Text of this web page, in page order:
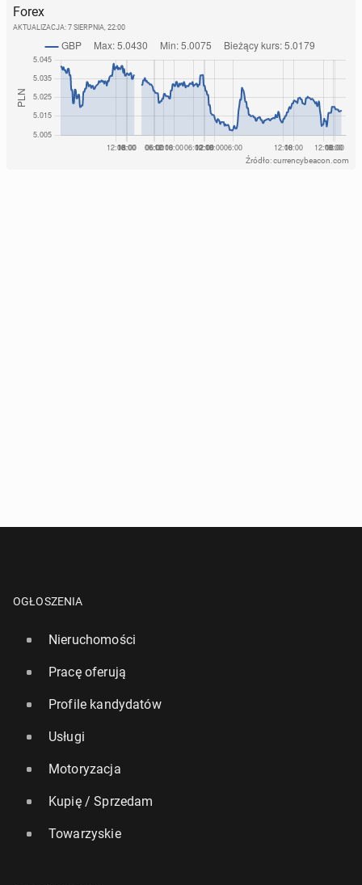
Forex
AKTUALIZACJA: 7 SIERPNIA, 22:00
Źródło: currencybeacon.com
OGŁOSZENIA
Nieruchomości
Pracę oferują
Profile kandydatów
Usługi
Motoryzacja
Kupię / Sprzedam
Towarzyskie